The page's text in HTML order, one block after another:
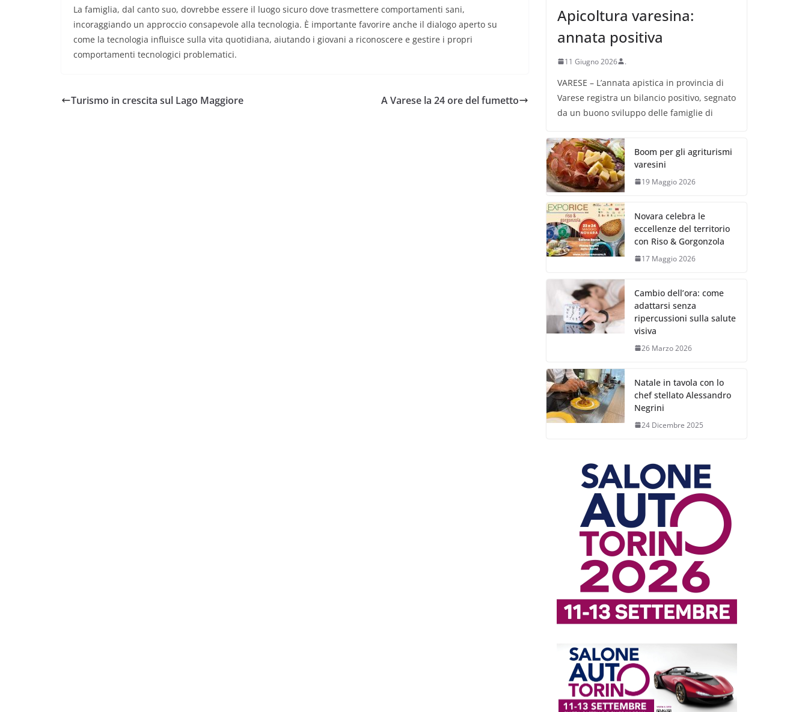
La famiglia, dal canto suo, dovrebbe essere il luogo sicuro dove trasmettere comportamenti sani,
incoraggiando un approccio consapevole alla tecnologia. È importante favorire anche il dialogo aperto su
come la tecnologia influisce sulla vita quotidiana, aiutando i giovani a riconoscere e gestire i propri
comportamenti tecnologici problematici.
Turismo in crescita sul Lago Maggiore A Varese la 24 ore del fumetto
Apicoltura varesina:
annata positiva
11 Giugno 2026 .
VARESE – L’annata apistica in provincia di
Varese registra un bilancio positivo, segnato
da un buono sviluppo delle famiglie di
Boom per gli agriturismi
varesini
19 Maggio 2026
Novara celebra le
eccellenze del territorio
con Riso & Gorgonzola
17 Maggio 2026
Cambio dell’ora: come
adattarsi senza
ripercussioni sulla salute
visiva
26 Marzo 2026
Natale in tavola con lo
chef stellato Alessandro
Negrini
24 Dicembre 2025